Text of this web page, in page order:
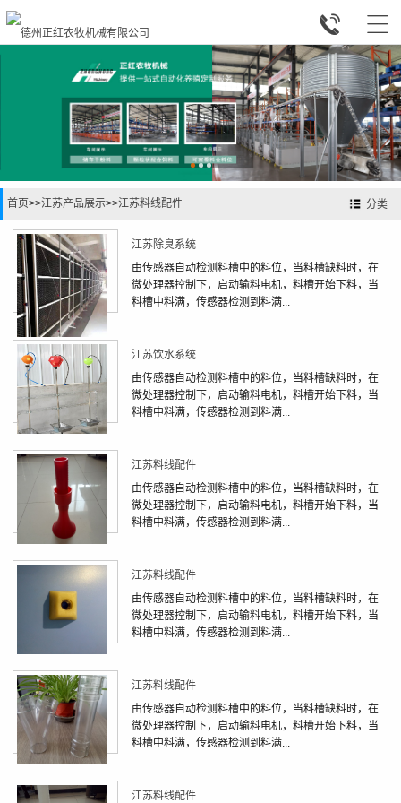


分类
首页>>江苏产品展示>>江苏料线配件
江苏除臭系统
由传感器自动检测料槽中的料位，当料槽缺料时，在
微处理器控制下，启动输料电机，料槽开始下料，当
料槽中料满，传感器检测到料满...
江苏饮水系统
由传感器自动检测料槽中的料位，当料槽缺料时，在
微处理器控制下，启动输料电机，料槽开始下料，当
料槽中料满，传感器检测到料满...
江苏料线配件
由传感器自动检测料槽中的料位，当料槽缺料时，在
微处理器控制下，启动输料电机，料槽开始下料，当
料槽中料满，传感器检测到料满...
江苏料线配件
由传感器自动检测料槽中的料位，当料槽缺料时，在
微处理器控制下，启动输料电机，料槽开始下料，当
料槽中料满，传感器检测到料满...
江苏料线配件
由传感器自动检测料槽中的料位，当料槽缺料时，在
微处理器控制下，启动输料电机，料槽开始下料，当
料槽中料满，传感器检测到料满...
江苏料线配件